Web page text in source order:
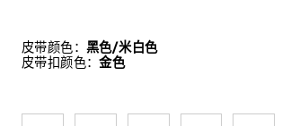
皮带颜色：黑色/米白色
皮带扣颜色：金色